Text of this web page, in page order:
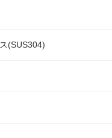
(SUS304)